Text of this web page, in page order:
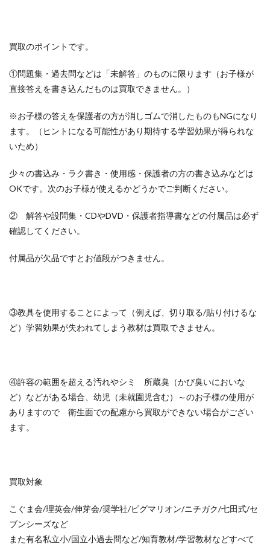
買取のポイントです。
①問題集・過去問などは「未解答」のものに限ります（お子様が
直接答えを書き込んだものは買取できません。）
※お子様の答えを保護者の方が消しゴムで消したものもNGになり
ます。（ヒントになる可能性があり期待する学習効果が得られな
いため）
少々の書込み・ラク書き・使用感・保護者の方の書き込みなどは
OKです。次のお子様が使えるかどうかでご判断ください。
② 解答や設問集・CDやDVD・保護者指導書などの付属品は必ず
確認してください。
付属品が欠品ですとお値段がつきません。
③教具を使用することによって（例えば、切り取る/貼り付けるな
ど）学習効果が失われてしまう教材は買取できません。
④許容の範囲を超える汚れやシミ 所蔵臭（かび臭いにおいな
ど）などがある場合、幼児（未就園児含む）～のお子様の使用が
ありますので 衛生面での配慮から買取ができない場合がござい
ます。
買取対象
こぐま会/理英会/伸芽会/奨学社/ピグマリオン/ニチガク/七田式/セ
ブンシーズなど
また有名私立小/国立小過去問など/知育教材/学習教材などすべて